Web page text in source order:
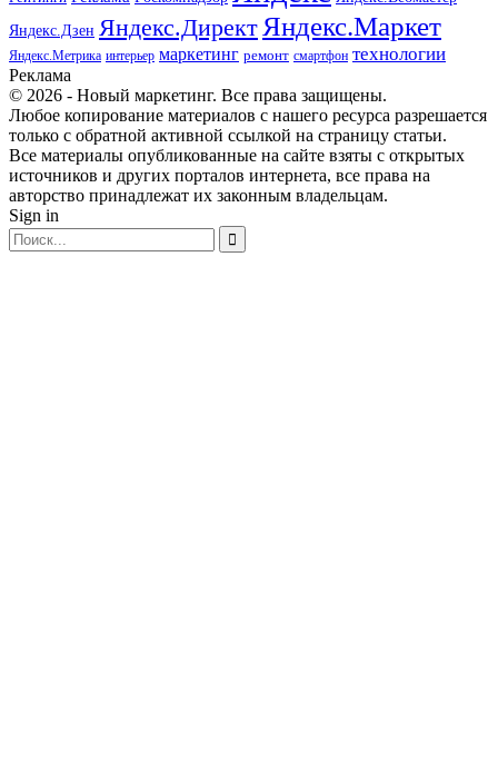
Яндекс.Дзен Яндекс.ДиректЯндекс.Маркет
Яндекс.Метрика интерьер маркетинг ремонт смартфон технологии
Реклама
© 2026 - Новый маркетинг. Все права защищены.
Любое копирование материалов с нашего ресурса разрешается
только с обратной активной ссылкой на страницу статьи.
Все материалы опубликованные на сайте взяты с открытых
источников и других порталов интернета, все права на
авторство принадлежат их законным владельцам.
Sign in